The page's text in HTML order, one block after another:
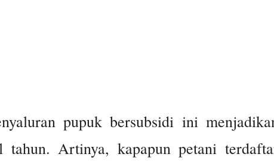
pupuk bersubsidi ini
tahun. Artinya, kapapun petani